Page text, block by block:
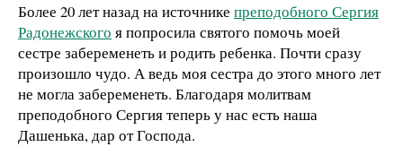
Более 20 лет назад на источнике преподобного Сергия
Радонежского я попросила святого помочь моей
сестре забеременеть и родить ребенка. Почти сразу
произошло чудо. А ведь моя сестра до этого много лет
не могла забеременеть. Благодаря молитвам
преподобного Сергия теперь у нас есть наша
Дашенька, дар от Господа.